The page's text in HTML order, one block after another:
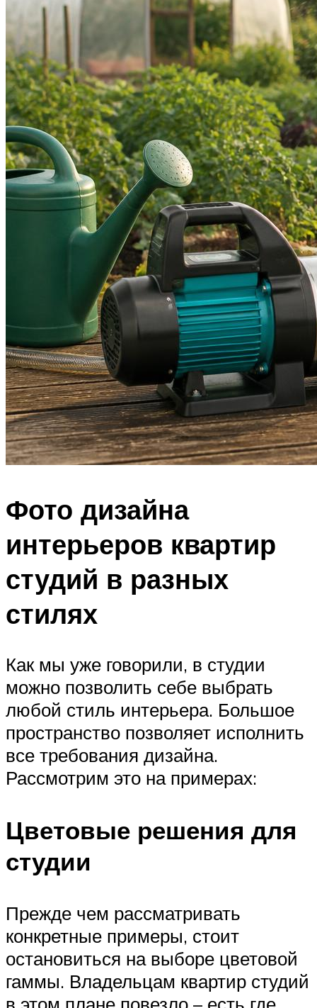
Фото дизайна
интерьеров квартир
студий в разных
стилях
Как мы уже говорили, в студии
можно позволить себе выбрать
любой стиль интерьера. Большое
пространство позволяет исполнить
все требования дизайна.
Рассмотрим это на примерах:
Цветовые решения для
студии
Прежде чем рассматривать
конкретные примеры, стоит
остановиться на выборе цветовой
гаммы. Владельцам квартир студий